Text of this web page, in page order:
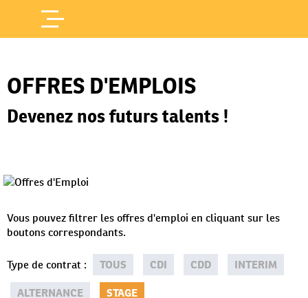
OFFRES D'EMPLOIS
Devenez nos futurs talents !
Vous pouvez filtrer les offres d'emploi en cliquant sur les
boutons correspondants.
Type de contrat : TOUS CDI CDD
INTERIM
ALTERNANCE
STAGE